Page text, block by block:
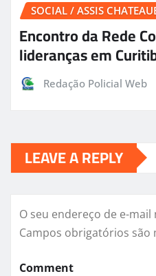
SOCIAL / ASSIS
Encontro da Rede
lideranças em
Redação Policial Web
LEAVE A REPLY
O seu endereço de e-
Campos obrigatórios são
Comment